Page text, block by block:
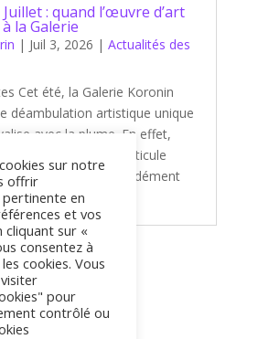
: quand l’œuvre d’art
la Galerie
| Juil 3, 2026 | Actualités des
Cet été, la Galerie Koronin
déambulation artistique unique
avec la plume. En effet,
de juillet s'articule
captivant et profondément
d'artistes...
sur notre
offrir
en
et vos
cliquant sur «
consentez à
cookies. Vous
pour
contrôlé ou